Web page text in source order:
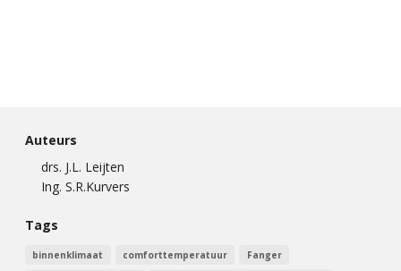
Auteurs
drs. J.L. Leijten
Ing. S.R.Kurvers
Tags
binnenklimaat comforttemperatuur
Fanger